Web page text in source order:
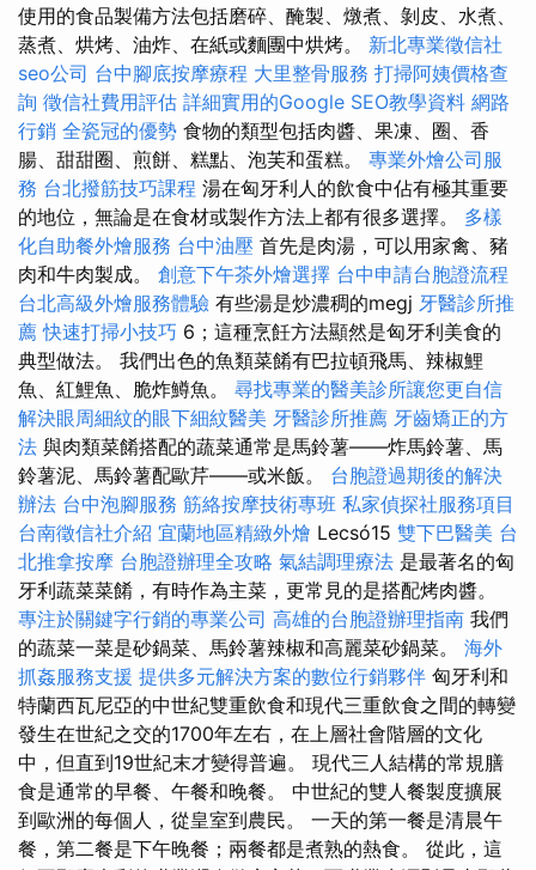
使用的食品製備方法包括磨碎、醃製、燉煮、剝皮、水煮、
蒸煮、烘烤、油炸、在紙或麵團中烘烤。 新北專業徵信社
seo公司 台中腳底按摩療程 大里整骨服務 打掃阿姨價格查
詢 徵信社費用評估 詳細實用的Google SEO教學資料 網路
行銷 全瓷冠的優勢 食物的類型包括肉醬、果凍、圈、香
腸、甜甜圈、煎餅、糕點、泡芙和蛋糕。 專業外燴公司服
務 台北撥筋技巧課程 湯在匈牙利人的飲食中佔有極其重要
的地位，無論是在食材或製作方法上都有很多選擇。 多樣
化自助餐外燴服務 台中油壓 首先是肉湯，可以用家禽、豬
肉和牛肉製成。 創意下午茶外燴選擇 台中申請台胞證流程
台北高級外燴服務體驗 有些湯是炒濃稠的megj 牙醫診所推
薦 快速打掃小技巧 6；這種烹飪方法顯然是匈牙利美食的
典型做法。 我們出色的魚類菜餚有巴拉頓飛馬、辣椒鯉
魚、紅鯉魚、脆炸鱒魚。 尋找專業的醫美診所讓您更自信
解決眼周細紋的眼下細紋醫美 牙醫診所推薦 牙齒矯正的方
法 與肉類菜餚搭配的蔬菜通常是馬鈴薯——炸馬鈴薯、馬
鈴薯泥、馬鈴薯配歐芹——或米飯。 台胞證過期後的解決
辦法 台中泡腳服務 筋絡按摩技術專班 私家偵探社服務項目
台南徵信社介紹 宜蘭地區精緻外燴 Lecsó15 雙下巴醫美 台
北推拿按摩 台胞證辦理全攻略 氣結調理療法 是最著名的匈
牙利蔬菜菜餚，有時作為主菜，更常見的是搭配烤肉醬。
專注於關鍵字行銷的專業公司 高雄的台胞證辦理指南 我們
的蔬菜一菜是砂鍋菜、馬鈴薯辣椒和高麗菜砂鍋菜。 海外
抓姦服務支援 提供多元解決方案的數位行銷夥伴 匈牙利和
特蘭西瓦尼亞的中世紀雙重飲食和現代三重飲食之間的轉變
發生在世紀之交的1700年左右，在上層社會階層的文化
中，但直到19世紀末才變得普遍。 現代三人結構的常規膳
食是通常的早餐、午餐和晚餐。 中世紀的雙人餐製度擴展
到歐洲的每個人，從皇室到農民。 一天的第一餐是清晨午
餐，第二餐是下午晚餐；兩餐都是煮熟的熱食。 從此，這